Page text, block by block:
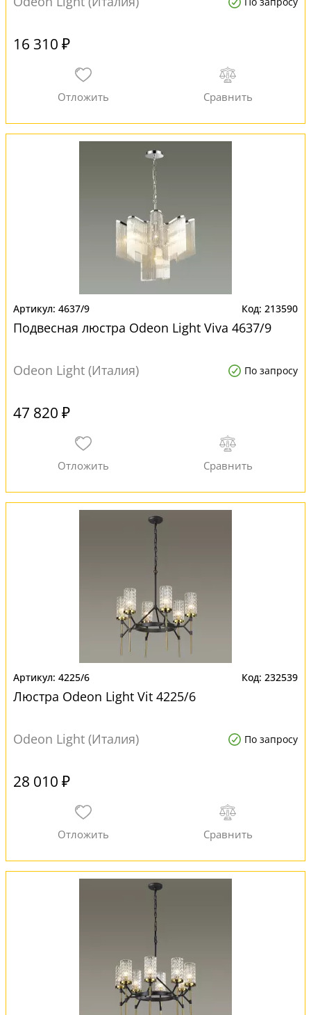
16 310 ₽
4637/9 213590
Подвесная люстра Odeon Light Viva 4637/9
Odeon Light (Италия) По запросу
47 820 ₽
4225/6 232539
Люстра Odeon Light Vit 4225/6
Odeon Light (Италия) По запросу
28 010 ₽